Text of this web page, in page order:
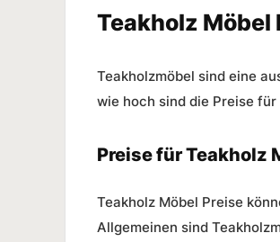
Teakholz Möbel
Teakholzmöbel sind eine
wie hoch sind die Preise
Preise für Teakholz
Teakholz Möbel Preise
Allgemeinen sind